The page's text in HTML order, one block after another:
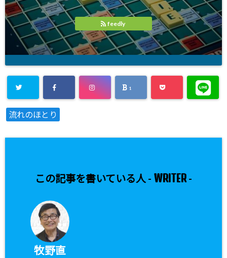
feedly
ndefined ar
ray key "Twi
5a.net/publ
ic_html/wp-
content/plu
1
流れのほとり
この記事を書いている人 - WRITER-
牧野直